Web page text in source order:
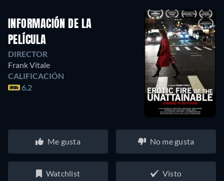
INFORMACIÓN DE LA
PELÍCULA
DIRECTOR
Frank Vitale
CALIFICACIÓN
6.2
Me gusta No me gusta
Watchlist Visto